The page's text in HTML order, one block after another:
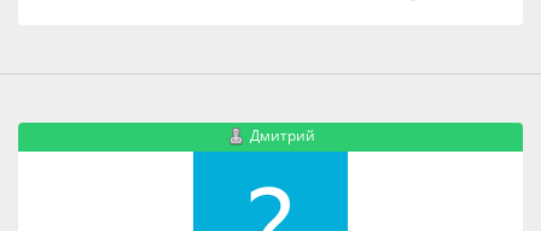
Дмитрий